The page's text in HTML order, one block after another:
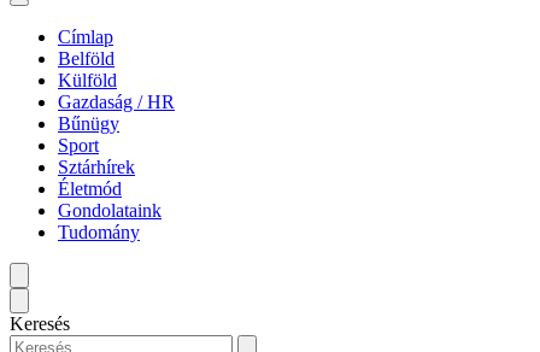
Címlap
Belföld
Külföld
Gazdaság / HR
Bűnügy
Sport
Sztárhírek
Életmód
Gondolataink
Tudomány
Keresés